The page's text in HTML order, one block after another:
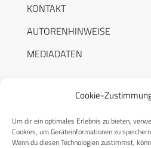
Cookie-
Um dir ein optimales Erlebnis zu bieten,
Cookies, um Geräteinformationen zu
Wenn du diesen Technologien zustimmst,
KONTAKT
AUTORENHINWEISE
MEDIADATEN
RECHTLICHES